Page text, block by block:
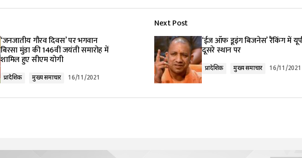
‘जनजातीय गौरव दिवस’ पर भगवान
बिरसा मुंडा की 146वीं जयंती समारोह में
शामिल हुए सीएम योगी
प्रादेशिक मुख्य समाचार 16/11/2021
Next Post
‘ईज ऑफ डूइंग बिजनेस’ रैंकिंग में
दूसरे स्थान पर
प्रादेशिक मुख्य समाचार 16/11/2021